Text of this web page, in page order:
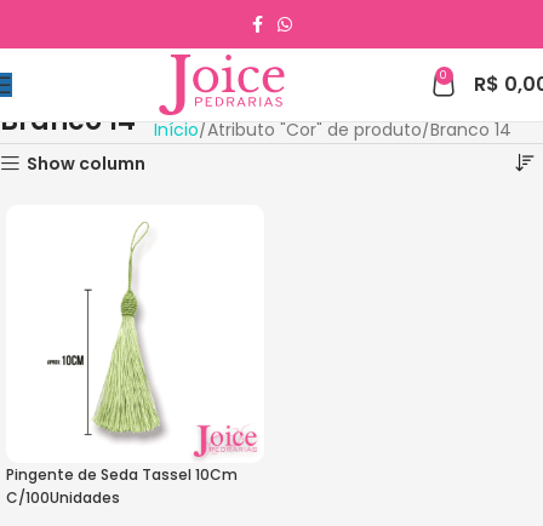
0 R$
Branco 14 Início Atributo "Cor" de produto Branco 14
Show column
Pingente de Seda Tassel 10Cm
C/100Unidades